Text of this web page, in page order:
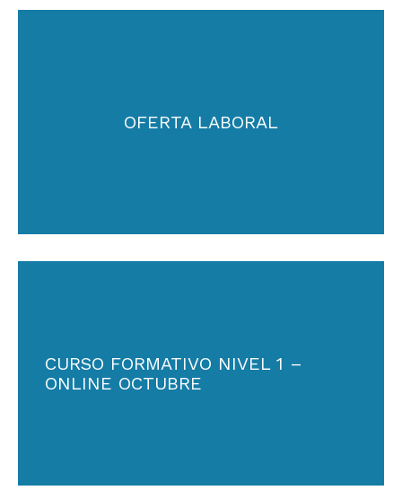
OFERTA LABORAL
CURSO FORMATIVO NIVEL 1 –
ONLINE OCTUBRE